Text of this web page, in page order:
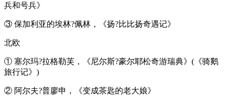
兵和号兵》
③ 保加利亚的埃林?佩林，《扬?比比扬奇遇记》
北欧
① 塞尔玛?拉格勒芙，《尼尔斯?豪尔耶松奇游瑞典》(《骑鹅
旅行记》)
② 阿尔夫?普廖申，《变成茶匙的老大娘》